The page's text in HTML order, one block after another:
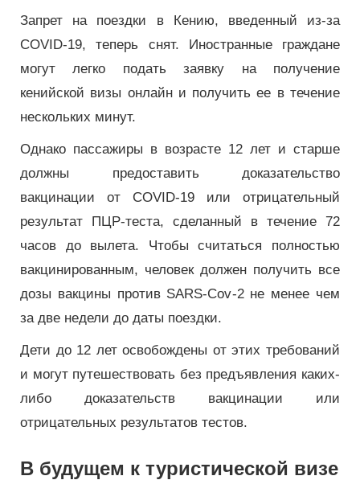
Запрет на поездки в Кению, введенный из-за
COVID-19, теперь снят. Иностранные граждане
могут легко подать заявку на получение
кенийской визы онлайн и получить ее в течение
нескольких минут.
Однако пассажиры в возрасте 12 лет и старше
должны предоставить доказательство
вакцинации от COVID-19 или отрицательный
результат ПЦР-теста, сделанный в течение 72
часов до вылета. Чтобы считаться полностью
вакцинированным, человек должен получить все
дозы вакцины против SARS-Cov-2 не менее чем
за две недели до даты поездки.
Дети до 12 лет освобождены от этих требований
и могут путешествовать без предъявления каких-
либо доказательств вакцинации или
отрицательных результатов тестов.
В будущем к туристической визе